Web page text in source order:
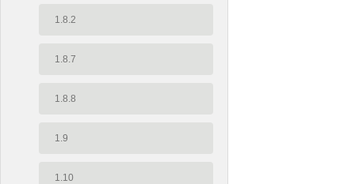
1.8.2
1.8.7
1.8.8
1.9
1.10